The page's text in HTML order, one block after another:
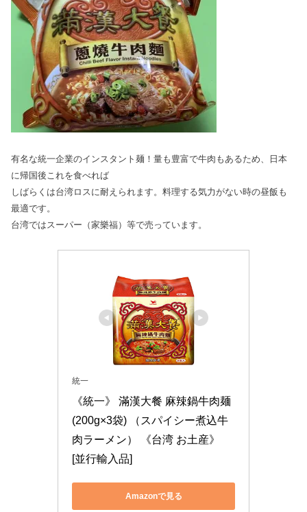
有名な統一企業のインスタント麺！量も豊富で牛肉もあるため、日本
に帰国後これを食べれば
しばらくは台湾ロスに耐えられます。料理する気力がない時の昼飯も
最適です。
台湾ではスーパー（家樂福）等で売っています。
統一
《統一》 滿漢大餐 麻辣鍋牛肉麺
(200g×3袋) （スパイシー煮込牛
肉ラーメン） 《台湾 お土産》
[並行輸入品]
Amazonで見る